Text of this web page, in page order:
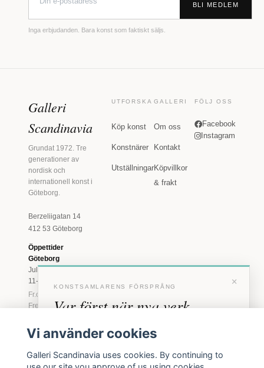
BLI MEDLEM
Inga erbjudanden. Bara konst som faktiskt säljs.
Galleri
Scandinavia
Grundat 1972. Tre
generationer av
nordisk och
internationell konst i
Göteborg.
Berzeliigatan 14
412 53 Göteborg
Öppettider
Göteborg
Juli: Tis 11-18 · Lör
11-16
Fr.o.m. augusti: Tis-
Fre 11-18 · Lör 11-
Marstrand
2026
UTFORSKA
Köp konst
Konstnärer
Utställningar
GALLERI
Om oss
Kontakt
Köpvillkor
& frakt
FÖLJ OSS
Facebook
Instagram
×
KONSTSAMLARENS FÖRSPRÅNG
Var först när nya verk
anländer
inbjudningar till vernissage, innan vi annonserar
Vi använder cookies
Galleri Scandinavia uses cookies. By continuing to